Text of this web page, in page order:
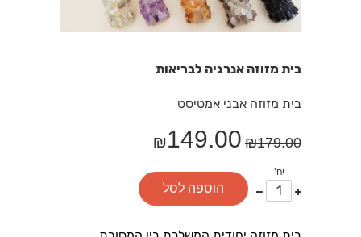
בית מזוזה אנרגיה לבריאות
בית מזוזה אבני אמטיסט
₪179.00
₪149.00
יח'
עוד
אחד
פחות
אחד
הוספה לסל